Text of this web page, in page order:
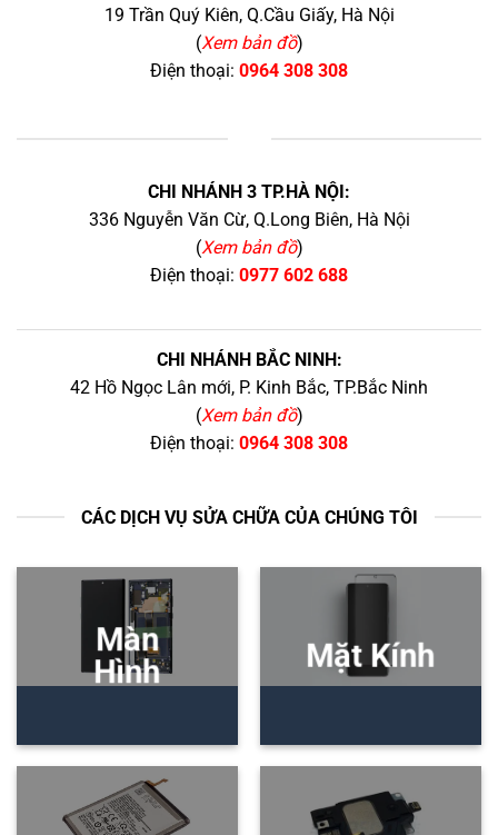
19 Trần Quý Kiên, Q.Cầu Giấy, Hà Nội
(Xem bản đồ)
Điện thoại: 0964 308 308
CHI NHÁNH 3 TP.HÀ NỘI:
336 Nguyễn Văn Cừ, Q.Long Biên, Hà Nội
(Xem bản đồ)
Điện thoại: 0977 602 688
CHI NHÁNH BẮC NINH:
42 Hồ Ngọc Lân mới, P. Kinh Bắc, TP.Bắc Ninh
(Xem bản đồ)
Điện thoại: 0964 308 308
CÁC DỊCH VỤ SỬA CHỮA CỦA CHÚNG TÔI
Màn
Hình
Mặt Kính